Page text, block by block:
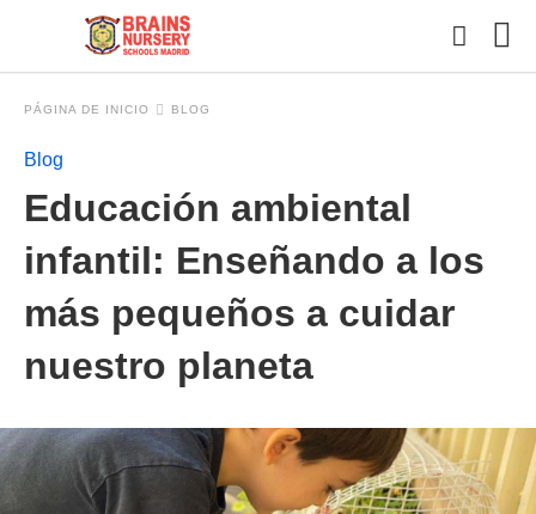
PÁGINA DE INICIO BLOG
Blog
Educación ambiental
infantil: Enseñando a los
más pequeños a cuidar
nuestro planeta